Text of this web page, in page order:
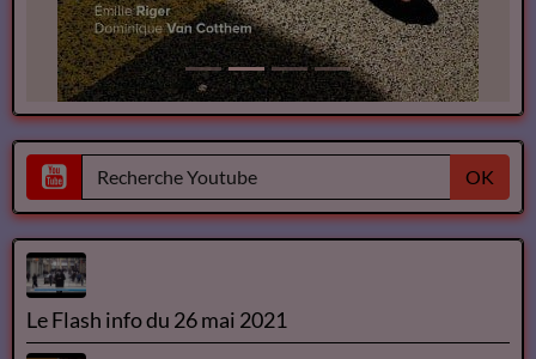
OK
Le Flash info du 26 mai 2021